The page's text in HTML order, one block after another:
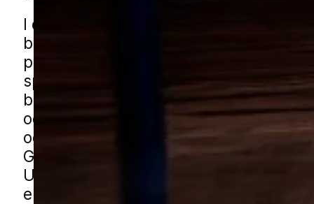
I en mindre by med blanding af ældre
boligkvarterer, rækkehuse og nyere
parcelhusområder kan sølvfisk let få
sprækker og skjulte hulrum. De
bryggers, badeværelser og ved
og udhuse, hvor luftfugtigheden kan
og der står ting tæt. Du kan få
Glamsbjerg gennem vores lokale
Udfyld blot formularen og vi forbinder
en lokal specialist.